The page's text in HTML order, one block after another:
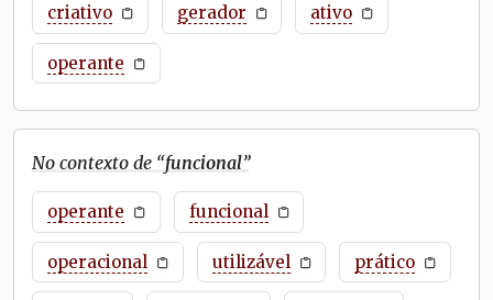
criativo gerador ativo
operante
No contexto de “funcional”
operante funcional
operacional utilizável prático